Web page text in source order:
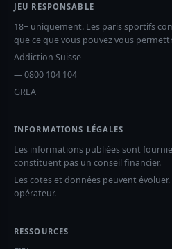
JEU RESPONSABLE
18+ uniquement. Les paris sportifs
que ce que vous pouvez vous
Addiction Suisse
— 0800 104 104
GREA
INFORMATIONS LÉGALES
Les informations publiées sont
constituent pas un conseil financier.
Les cotes et données peuvent
opérateur.
RESSOURCES